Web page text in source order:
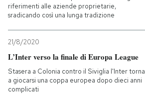
riferimenti alle aziende proprietarie,
sradicando così una lunga tradizione
21/8/2020
L’Inter verso la finale di Europa League
Stasera a Colonia contro il Siviglia l'Inter torna
a giocarsi una coppa europea dopo dieci anni
complicati